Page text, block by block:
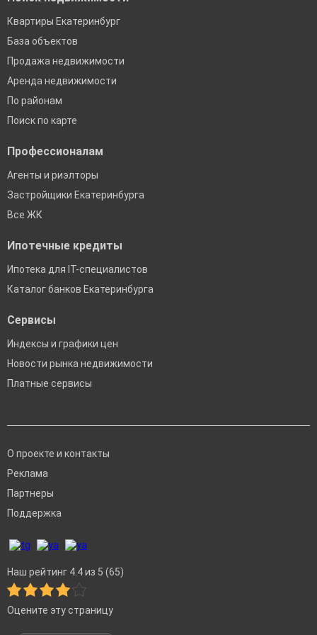
Квартиры Екатеринбург
База объектов
Продажа недвижимости
Аренда недвижимости
По районам
Поиск по карте
Профессионалам
Агенты и риэлторы
Застройщики Екатеринбурга
Все ЖК
Ипотечные кредиты
Ипотека для IT-специалистов
Каталог банков Екатеринбурга
Сервисы
Индексы и графики цен
Новости рынка недвижимости
Платные сервисы
О проекте и контакты
Реклама
Партнеры
Поддержка
Наш рейтинг 4.4 из 5 (65)
Оцените эту страницу